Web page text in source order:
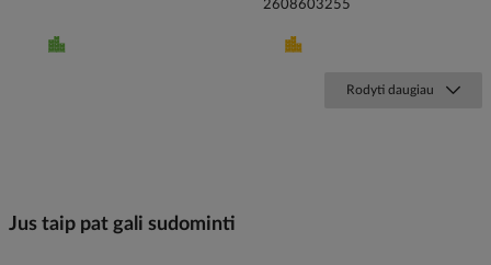
2608603255
Rodyti daugiau
Jus taip pat gali sudominti